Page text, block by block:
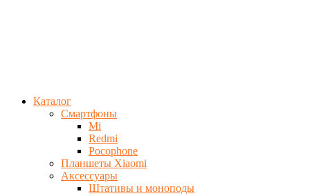
Каталог
Смартфоны
Mi
Redmi
Pocophone
Планшеты Xiaomi
Аксессуары
Штативы и моноподы